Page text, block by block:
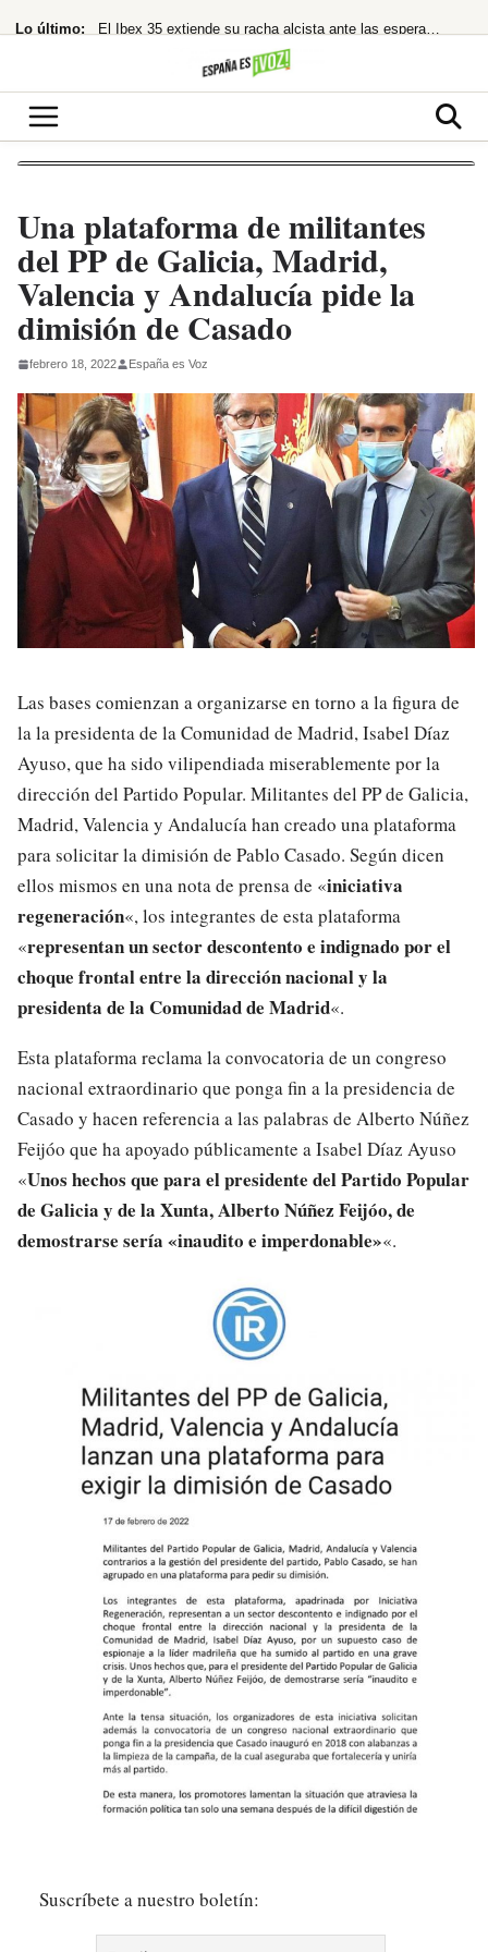
al Lo último: El Ibex 35 extiende su racha alcista ante las esperanzas de acuerdo entre EEUU
Temen imputación por financiación ilegal tras la condena a Ábalos
Una plataforma de militantes
del PP de Galicia, Madrid,
Valencia y Andalucía pide la
dimisión de Casado
febrero 18, 2022 España es Voz
Las bases comienzan a organizarse en torno a la figura de
la la presidenta de la Comunidad de Madrid, Isabel Díaz
Ayuso, que ha sido vilipendiada miserablemente por la
dirección del Partido Popular. Militantes del PP de Galicia,
Madrid, Valencia y Andalucía han creado una plataforma
para solicitar la dimisión de Pablo Casado. Según dicen
ellos mismos en una nota de prensa de «iniciativa
regeneración«, los integrantes de esta plataforma
«representan un sector descontento e indignado por el
choque frontal entre la dirección nacional y la
presidenta de la Comunidad de Madrid«.
Esta plataforma reclama la convocatoria de un congreso
nacional extraordinario que ponga fin a la presidencia de
Casado y hacen referencia a las palabras de Alberto Núñez
Feijóo que ha apoyado públicamente a Isabel Díaz Ayuso
«Unos hechos que para el presidente del Partido Popular
de Galicia y de la Xunta, Alberto Núñez Feijóo, de
demostrarse sería «inaudito e imperdonable»«.
Suscríbete a nuestro boletín: